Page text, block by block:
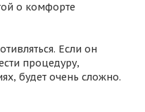
о комфорте
Если он
процедуру,
будет очень сложно.